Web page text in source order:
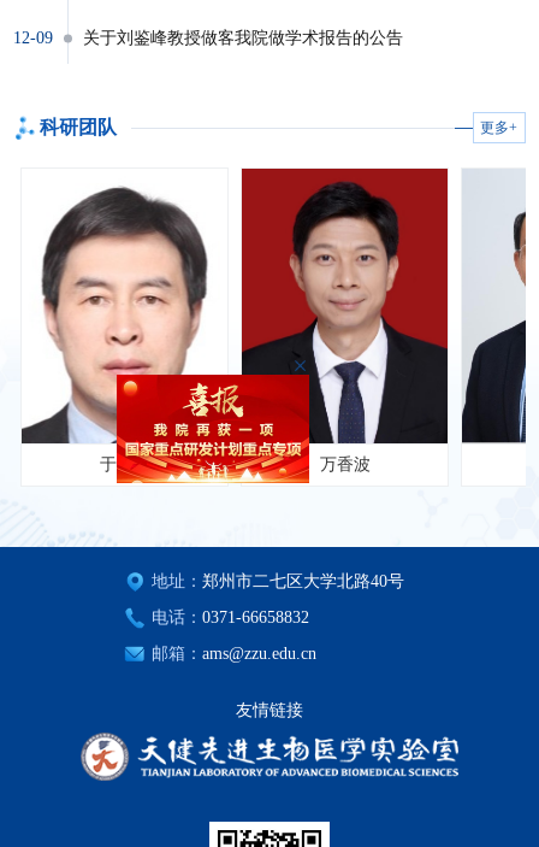
12-09 关于刘鉴峰教授做客我院做学术报告的公告
科研团队 更多+
于政权 万香波
地址： 郑州市二七区大学北路40号
电话： 0371-66658832
邮箱： ams@zzu.edu.cn
友情链接